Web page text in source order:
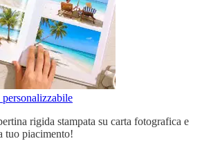
rigida stampata su carta fotografica e
tuo piacimento!